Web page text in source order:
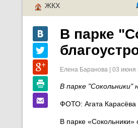
ЖКХ
В парке
Елена Баранова | 03 июня
В парке
ФОТО: Агата Карасёва
В парке «Сокольники»